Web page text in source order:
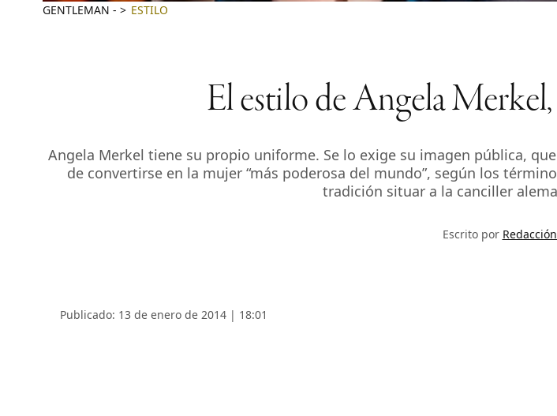
GENTLEMAN - ESTILO
El estilo de Angela
Angela Merkel tiene su propio uniforme. Se lo exige su imagen pública,
de convertirse en la mujer “más poderosa del mundo”, según los
tradición situar a la canciller
Escrito por
Publicado: 13 de enero de 2014 | 18:01